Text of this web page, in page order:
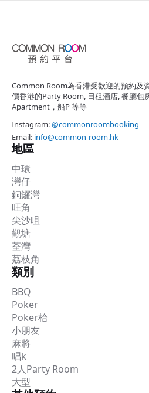
Common Room為香港受歡迎的預約及
價香港的Party Room, 日租酒店, 餐廳包
Apartment，船P 等等
Instagram:@commonroombooking
Email: info@common-room.hk
地區
中環
灣仔
銅鑼灣
旺角
尖沙咀
觀塘
荃灣
荔枝角
類別
BBQ
Poker
Poker枱
小朋友
麻將
唱k
2人Party Room
大型